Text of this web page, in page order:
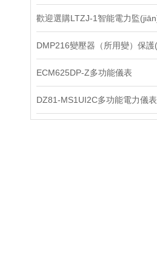
ECM625DP-Z多功能儀表
DZ81-MS1UI2C多功能電力儀表